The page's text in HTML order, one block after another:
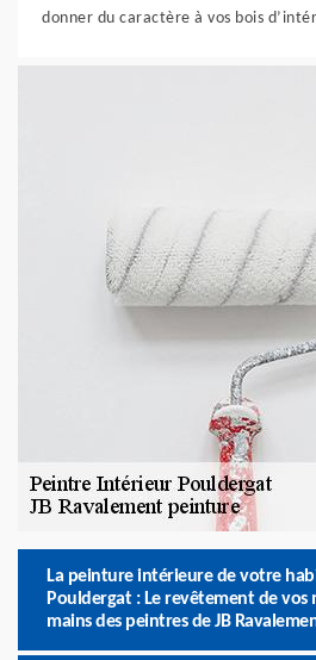
donner du caractère à vos bois
La peinture intérieure de votre
Pouldergat : Le revêtement de vos
mains des peintres de JB